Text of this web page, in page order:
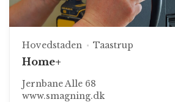
Hovedstaden Taastrup
Home+
Jernbane Alle 68
www.smagning.dk